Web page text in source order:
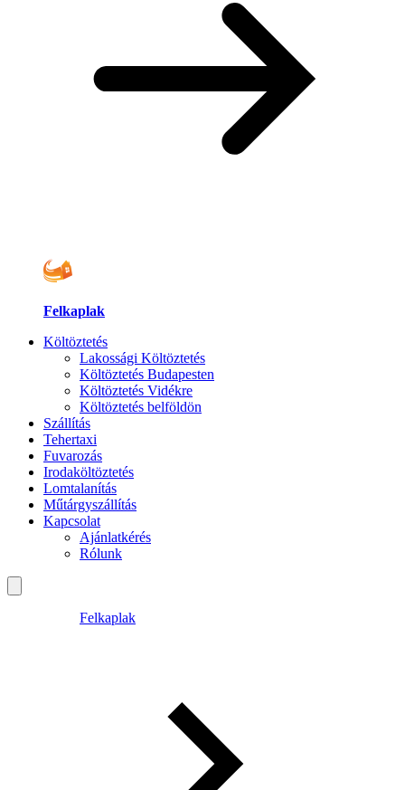
Felkaplak
Költöztetés
Lakossági Költöztetés
Költöztetés Budapesten
Költöztetés Vidékre
Költöztetés belföldön
Szállítás
Tehertaxi
Fuvarozás
Irodaköltöztetés
Lomtalanítás
Műtárgyszállítás
Kapcsolat
Ajánlatkérés
Rólunk
Felkaplak